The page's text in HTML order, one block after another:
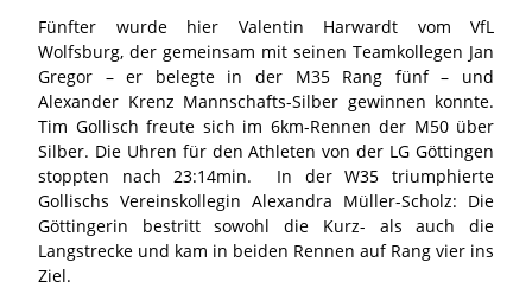
Fünfter wurde hier Valentin Harwardt vom VfL
Wolfsburg, der gemeinsam mit seinen Teamkollegen Jan
Gregor – er belegte in der M35 Rang fünf – und
Alexander Krenz Mannschafts-Silber gewinnen konnte.
Tim Gollisch freute sich im 6km-Rennen der M50 über
Silber. Die Uhren für den Athleten von der LG Göttingen
stoppten nach 23:14min. In der W35 triumphierte
Gollischs Vereinskollegin Alexandra Müller-Scholz: Die
Göttingerin bestritt sowohl die Kurz- als auch die
Langstrecke und kam in beiden Rennen auf Rang vier ins
Ziel.